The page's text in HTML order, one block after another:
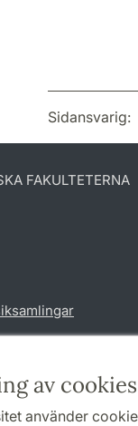
av cookies
använder
Sidansvarig:
FAKULTETERNA